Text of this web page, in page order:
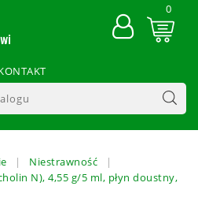
0
Niestrawność
N), 4,55 g/5 ml, płyn doustny,